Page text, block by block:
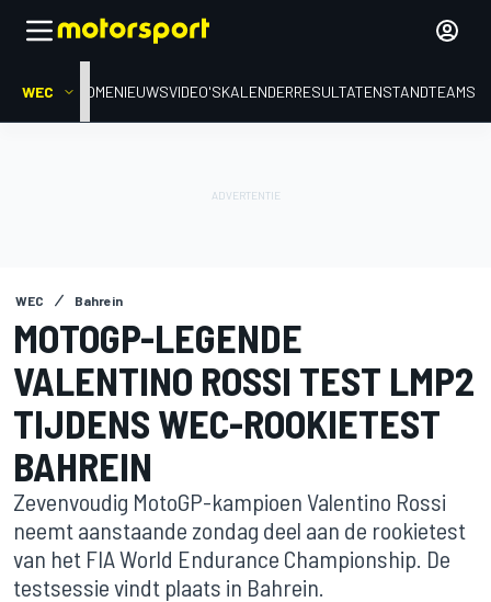
WEC HOMENIEUWSVIDEO'SKALENDERRESULTATENSTANDTEAMS
WEC Bahrein
MOTOGP-LEGENDE
VALENTINO ROSSI TEST LMP2
TIJDENS WEC-ROOKIETEST
BAHREIN
Zevenvoudig MotoGP-kampioen Valentino Rossi
neemt aanstaande zondag deel aan de rookietest
van het FIA World Endurance Championship. De
testsessie vindt plaats in Bahrein.